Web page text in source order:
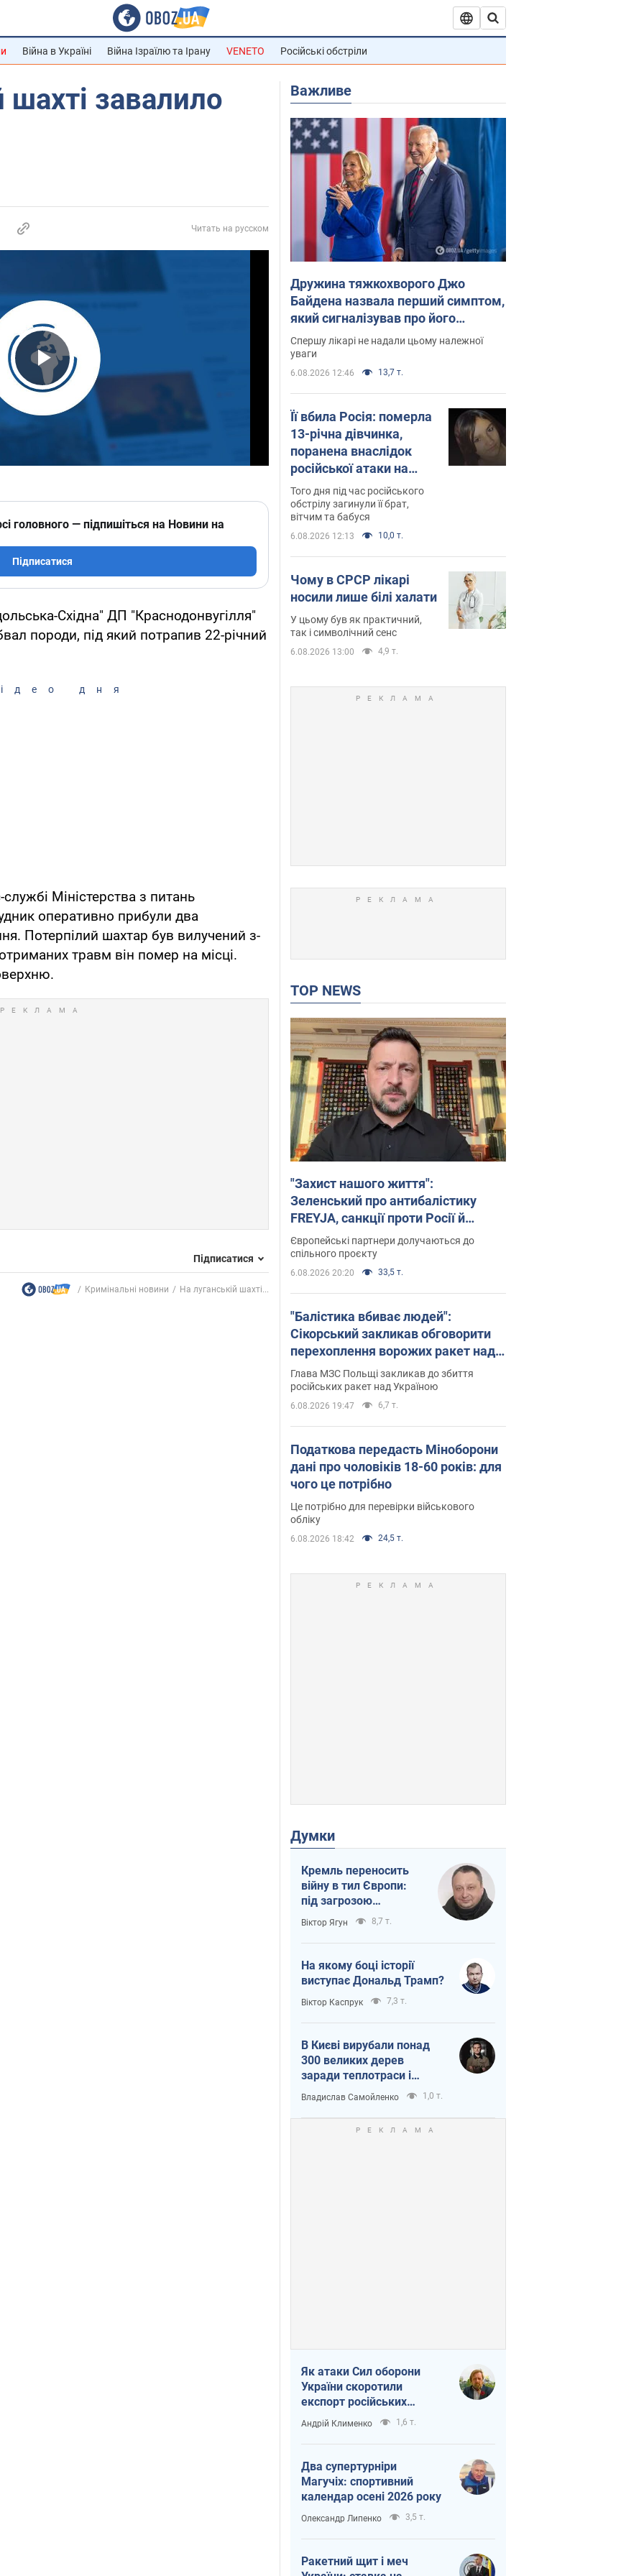
Війна в Україні Війна Ізраїлю та Ірану VENETO Російські обстріли
шахті завалило
Читать на русском
Play Video
головного — підпишіться на Новини на
Підписатися
Східна" ДП "Краснодонвугілля"
породи, під який потрапив 22-річний
дня
службі Міністерства з питань
оперативно прибули два
Потерпілий шахтар був вилучений з-
травм він помер на місці.
Підписатися
Кримінальні новини На луганській шахті...
Важливе
Дружина тяжкохворого Джо
Байдена назвала перший симптом,
який сигналізував про його
"агресивний" рак
Спершу лікарі не надали цьому належної
уваги
6.08.2026 12:46 13,7 т.
Її вбила Росія: померла
13-річна дівчинка,
поранена внаслідок
російської атаки на
Сумщину. Фото
Того дня під час російського
обстрілу загинули її брат,
вітчим та бабуся
6.08.2026 12:13 10,0 т.
Чому в СРСР лікарі
носили лише білі халати
У цьому був як практичний,
так і символічний сенс
6.08.2026 13:00 4,9 т.
TOP NEWS
"Захист нашого життя":
Зеленський про антибалістику
FREYJA, санкції проти Росії й
підтримку аграріїв. Відео
Європейські партнери долучаються до
спільного проєкту
6.08.2026 20:20 33,5 т.
"Балістика вбиває людей":
Сікорський закликав обговорити
перехоплення ворожих ракет над
Україною
Глава МЗС Польщі закликав до збиття
російських ракет над Україною
6.08.2026 19:47 6,7 т.
Податкова передасть Міноборони
дані про чоловіків 18-60 років: для
чого це потрібно
Це потрібно для перевірки військового
обліку
6.08.2026 18:42 24,5 т.
Думки
Кремль переносить
війну в тил Європи:
під загрозою
критична логістика
Віктор Ягун 8,7 т.
На якому боці історії
виступає Дональд Трамп?
Віктор Каспрук 7,3 т.
В Києві вирубали понад
300 великих дерев
заради теплотраси і
всупереч Генплану
Владислав Самойленко 1,0 т.
Як атаки Сил оборони
України скоротили
експорт російських
нафтопродуктів
Андрій Клименко 1,6 т.
Два супертурніри
Магучіх: спортивний
календар осені 2026 року
Олександр Липенко 3,5 т.
Ракетний щит і меч